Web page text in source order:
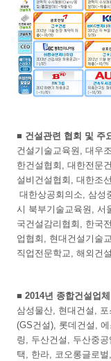
■ 건설관련 협회 및 주
건설기술교육원, 대우
한건설협회, 대한전문
설비건설협회, 대한조
대한상공회의소, 삼성
시 북부기술교육원, 서
국건설감리협회, 한국
업협회, 현대건설기술
직업전문학교, 해외건
■ 2014년 종합건설업
삼성물산, 현대건설,
(GS건설), 롯데건설,
링, 두산건설, 두산중
택, 한라, 코오롱글로